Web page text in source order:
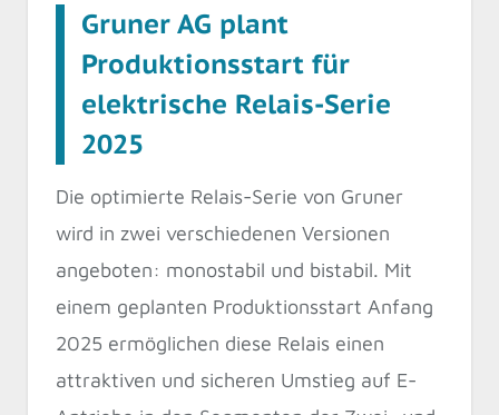
Gruner AG plant
Produktionsstart für
elektrische Relais-Serie
2025
Die optimierte Relais-Serie von Gruner
wird in zwei verschiedenen Versionen
angeboten: monostabil und bistabil. Mit
einem geplanten Produktionsstart Anfang
2025 ermöglichen diese Relais einen
attraktiven und sicheren Umstieg auf E-